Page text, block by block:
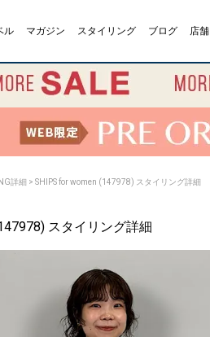
ル マガジン スタイリング ブログ 店舗
詳細 > SHIPS for women (147978) スタイリング詳細
スタイリング詳細